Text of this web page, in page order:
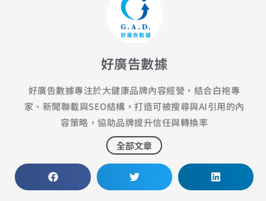
好廣告數據
好廣告數據專注於大健康品牌內容經營，結合白袍專
家、新聞聯載與SEO結構，打造可被搜尋與AI引用的內
容策略，協助品牌提升信任與轉換率
全部文章